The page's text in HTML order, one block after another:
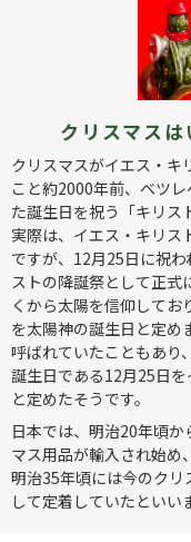
クリスマスは
クリスマスがイエス・キ
こと約2000年前、ベツ
た誕生日を祝う「キリス
実際は、イエス・キリス
ですが、12月25日に祝
ストの降誕祭として正式
くから太陽を信仰してお
を太陽神の誕生日と定め
呼ばれていたこともあり
誕生日である12月25日
と定めたそうです。
日本では、明治20年頃
マス用品が輸入され始め
明治35年頃には今のクリ
して定着していたといい